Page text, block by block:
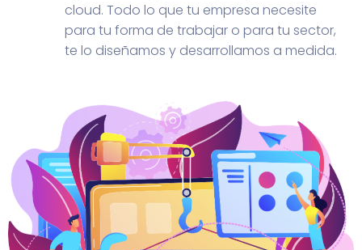
cloud. Todo lo que tu empresa necesite
para tu forma de trabajar o para tu sector,
te lo diseñamos y desarrollamos a medida.